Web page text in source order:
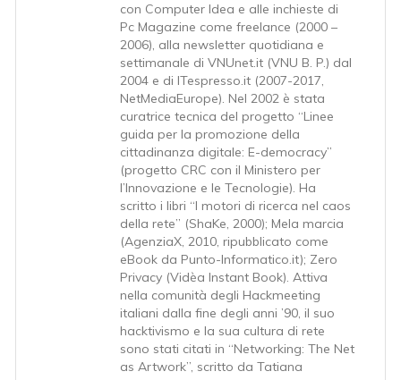
con Computer Idea e alle inchieste di
Pc Magazine come freelance (2000 –
2006), alla newsletter quotidiana e
settimanale di VNUnet.it (VNU B. P.) dal
2004 e di ITespresso.it (2007-2017,
NetMediaEurope). Nel 2002 è stata
curatrice tecnica del progetto “Linee
guida per la promozione della
cittadinanza digitale: E-democracy”
(progetto CRC con il Ministero per
l’Innovazione e le Tecnologie). Ha
scritto i libri “I motori di ricerca nel caos
della rete” (ShaKe, 2000); Mela marcia
(AgenziaX, 2010, ripubblicato come
eBook da Punto-Informatico.it); Zero
Privacy (Vidèa Instant Book). Attiva
nella comunità degli Hackmeeting
italiani dalla fine degli anni ’90, il suo
hacktivismo e la sua cultura di rete
sono stati citati in “Networking: The Net
as Artwork”, scritto da Tatiana